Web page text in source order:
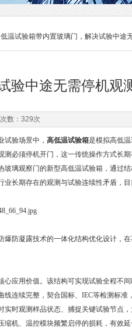
温试验箱带内置玻璃门，解决试验中途
验中途无需停机观
数：329次
试验场景中， 高低温试验箱是模拟高低
必须停机开门，这一传统操作方式长
璃观察门的新型高低温试验箱，通过
长期存在的观测与试验连续性矛盾，
防凝露技术的一体化结构优化设计，
应用价值。该结构可实现试验全程不
连续完整，契合国标、IEC等检测标准
时观测样品状态、捕捉关键试验节点
机、温控模块频繁启停的损耗，有效